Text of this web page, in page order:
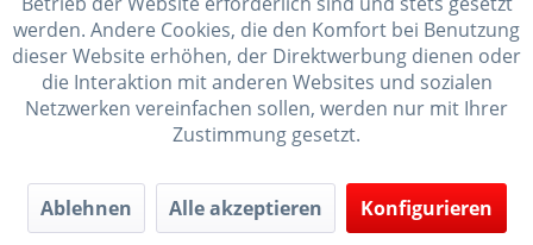
Marienberger Sterne Selbstbausatz 3er Set...
- 3er Set Adventssterne (Papiersterne) zum Selberbasteln ! -
Netzgerät und Beleuchtungsset - Netzgerät/ Batteriebox mit
Bekleuchtungsset bei Bedarf bitte unter "Zubehör"
separat...
werden. Andere Cookies, die den Komfort bei Benutzung
dieser Website erhöhen, der Direktwerbung dienen oder
die Interaktion mit anderen Websites und sozialen
Netzwerken vereinfachen sollen, werden nur mit Ihrer
Zustimmung gesetzt.
Ablehnen Alle akzeptieren Konfigurieren